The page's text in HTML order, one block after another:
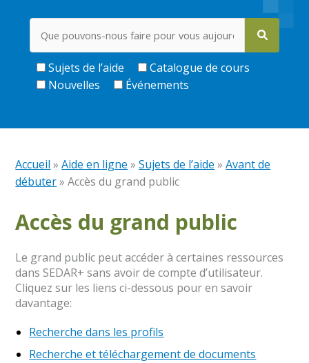
Sujets de l’aide
Catalogue de cours
Nouvelles
Événements
Accueil »Aide en ligne »Sujets de l’aide »Avant de
débuter»Accès du grand public​
Accès du grand public​​
Le grand public peut accéder à certaines ressources
dans SEDAR+ sans avoir de compte d’utilisateur.
Cliquez sur les liens ci-dessous pour en savoir
davantage:
Recherche dans les profils
Recherche et téléchargement de documents